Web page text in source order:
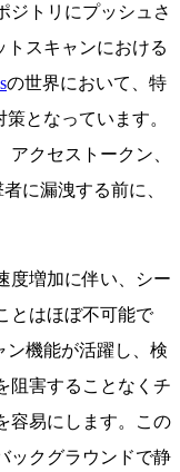
ジトリにプッシュさ
トスキャンにおける
の世界において、特
となっています。
クセストークン、
に漏洩する前に、
度増加に伴い、シー
とはほぼ不可能で
ン機能が活躍し、検
阻害することなくチ
容易にします。この
ックグラウンドで静